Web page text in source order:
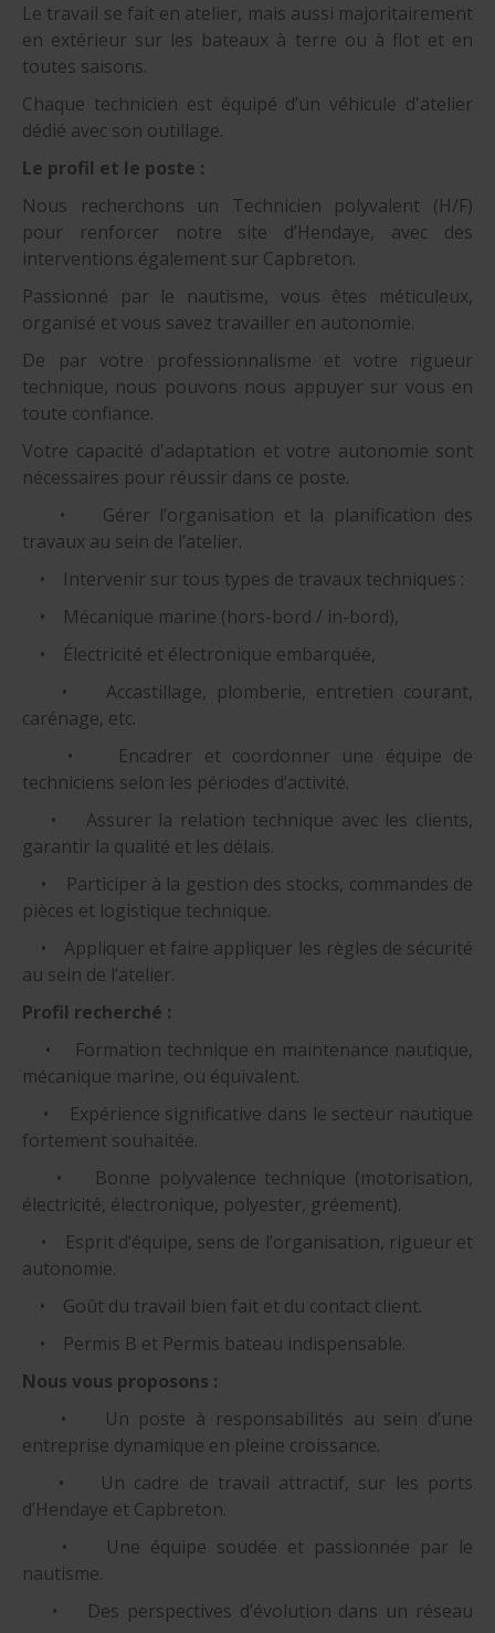
Le travail se fait en atelier, mais aussi majoritairement
en extérieur sur les bateaux à terre ou à flot et en
toutes saisons.
Chaque technicien est équipé d’un véhicule d'atelier
dédié avec son outillage.
Le profil et le poste :
Nous recherchons un Technicien polyvalent (H/F)
pour renforcer notre site d’Hendaye, avec des
interventions également sur Capbreton.
Passionné par le nautisme, vous êtes méticuleux,
organisé et vous savez travailler en autonomie.
De par votre professionnalisme et votre rigueur
technique, nous pouvons nous appuyer sur vous en
toute confiance.
Votre capacité d'adaptation et votre autonomie sont
nécessaires pour réussir dans ce poste.
• Gérer l’organisation et la planification des
travaux au sein de l’atelier.
• Intervenir sur tous types de travaux techniques :
• Mécanique marine (hors-bord / in-bord),
• Électricité et électronique embarquée,
• Accastillage, plomberie, entretien courant,
carénage, etc.
• Encadrer et coordonner une équipe de
techniciens selon les périodes d’activité.
• Assurer la relation technique avec les clients,
garantir la qualité et les délais.
• Participer à la gestion des stocks, commandes de
pièces et logistique technique.
• Appliquer et faire appliquer les règles de sécurité
au sein de l’atelier.
Profil recherché :
• Formation technique en maintenance nautique,
mécanique marine, ou équivalent.
• Expérience significative dans le secteur nautique
fortement souhaitée.
• Bonne polyvalence technique (motorisation,
électricité, électronique, polyester, gréement).
• Esprit d’équipe, sens de l’organisation, rigueur et
autonomie.
• Goût du travail bien fait et du contact client.
• Permis B et Permis bateau indispensable.
Nous vous proposons :
• Un poste à responsabilités au sein d’une
entreprise dynamique en pleine croissance.
• Un cadre de travail attractif, sur les ports
d’Hendaye et Capbreton.
• Une équipe soudée et passionnée par le
nautisme.
• Des perspectives d’évolution dans un réseau